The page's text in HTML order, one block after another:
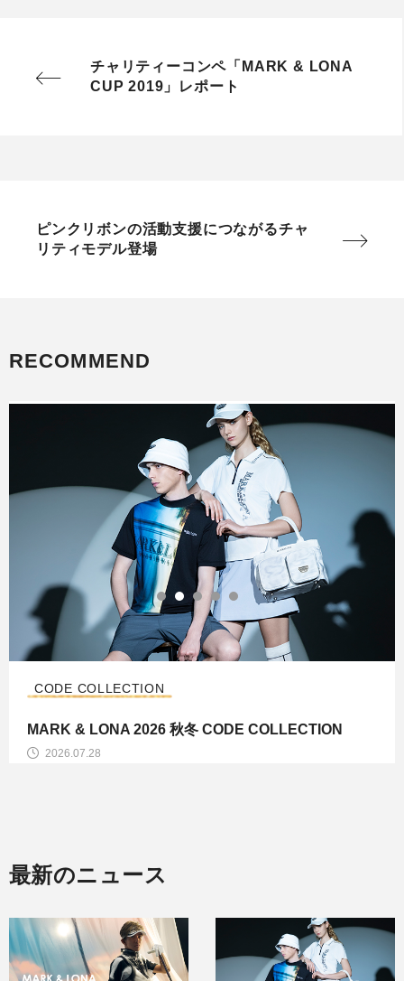
RECOMMEND
2026.07.28
CODE COLLECTION
MARK & LONA 2026 秋冬 CODE COLLECTION
最新のニュース
チャリティーコンペ「MARK & LONA
CUP 2019」レポート
ピンクリボンの活動支援につながるチャ
リティモデル登場